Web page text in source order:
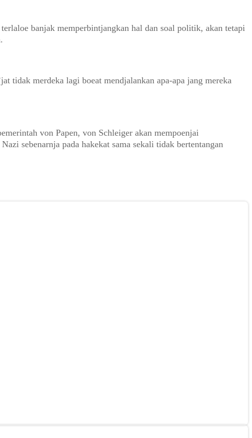
banjak memperbintjangkan hal dan soal politik, akan tetapi
tidak merdeka lagi boeat mendjalankan apa-apa jang mereka
von Papen, von Schleiger akan mempoenjai
sebenarnja pada hakekat sama sekali tidak bertentangan